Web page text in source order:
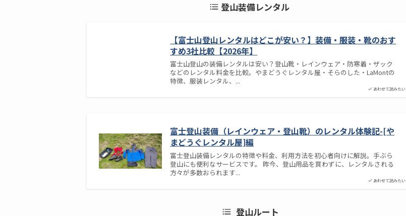
登山装備レンタル
あわせて読みたい
【富士山登山レンタルはどこが安い？】装備・服装・靴のおす
すめ3社比較【2026年】
富士山登山の装備レンタルは安い？登山靴・レインウェア・防寒着・ザック
などのレンタル料金を比較。やまどうぐレンタル屋・そらのした・LaMontの
特徴、服装レンタル、...
あわせて読みたい
富士登山装備（レインウェア・登山靴）のレンタル体験記-[や
まどうぐレンタル屋]編
富士登山装備レンタルの特徴や料金、利用方法を初心者向けに解説。手ぶら
登山にも便利なサービスです。 昨今、登山用品を買わずに、レンタルされる
方々が多数おられます...
登山ルート